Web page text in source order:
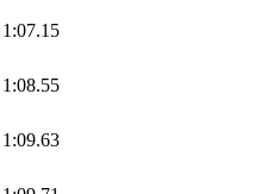
1:07.15
1:08.55
1:09.63